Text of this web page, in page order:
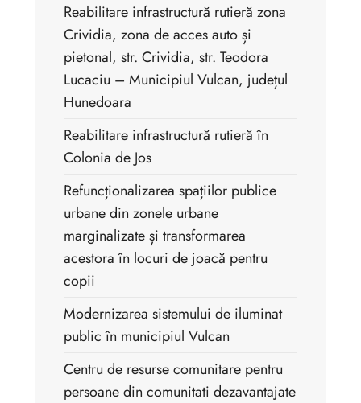
Reabilitare infrastructură rutieră zona
Crividia, zona de acces auto și
pietonal, str. Crividia, str. Teodora
Lucaciu – Municipiul Vulcan, județul
Hunedoara
Reabilitare infrastructură rutieră în
Colonia de Jos
Refuncționalizarea spațiilor publice
urbane din zonele urbane
marginalizate și transformarea
acestora în locuri de joacă pentru
copii
Modernizarea sistemului de iluminat
public în municipiul Vulcan
Centru de resurse comunitare pentru
persoane din comunitati dezavantajate